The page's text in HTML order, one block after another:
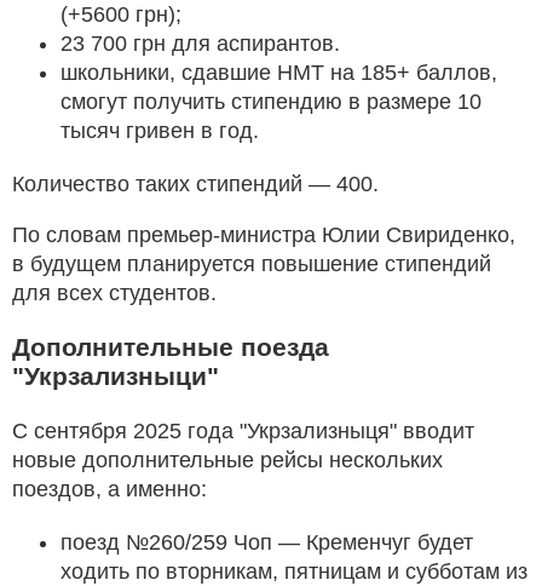
(+5600 грн);
23 700 грн для аспирантов.
школьники, сдавшие НМТ на 185+ баллов,
смогут получить стипендию в размере 10
тысяч гривен в год.
Количество таких стипендий — 400.
По словам премьер-министра Юлии Свириденко,
в будущем планируется повышение стипендий
для всех студентов.
Дополнительные поезда
"Укрзализныци"
С сентября 2025 года "Укрзализныця" вводит
новые дополнительные рейсы нескольких
поездов, а именно:
поезд №260/259 Чоп — Кременчуг будет
ходить по вторникам, пятницам и субботам из